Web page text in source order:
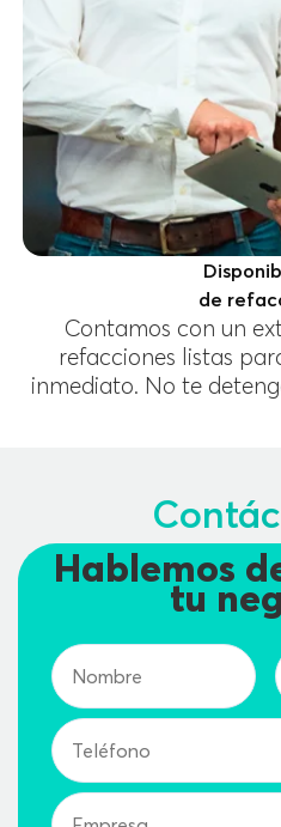
de
Contamos con un
refacciones listas
inmediato. No te
Hablemos
tu